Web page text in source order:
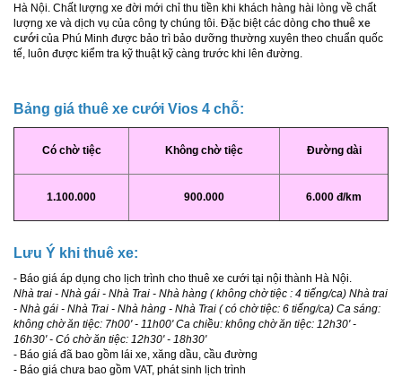
Hà Nội. Chất lượng xe đời mới chỉ thu tiền khi khách hàng hài lòng về chất
lượng xe và dịch vụ của công ty chúng tôi. Đặc biệt các dòng cho thuê xe
cưới của Phú Minh được bảo trì bảo dưỡng thường xuyên theo chuẩn quốc
tế, luôn được kiểm tra kỹ thuật kỹ càng trước khi lên đường.
Bảng giá thuê xe cưới Vios 4 chỗ:
Có chờ tiệc Không chờ tiệc Đường dài
1.100.000 900.000 6.000 đ/km
Lưu Ý khi thuê xe:
- Báo giá áp dụng cho lịch trình cho thuê xe cưới tại nội thành Hà Nội.
Nhà trai - Nhà gái - Nhà Trai - Nhà hàng ( không chờ tiệc : 4 tiếng/ca) Nhà trai
- Nhà gái - Nhà Trai - Nhà hàng - Nhà Trai ( có chờ tiệc: 6 tiếng/ca) Ca sáng:
không chờ ăn tiệc: 7h00' - 11h00' Ca chiều: không chờ ăn tiệc: 12h30' -
16h30' - Có chờ ăn tiệc: 12h30' - 18h30'
- Báo giá đã bao gồm lái xe, xăng dầu, cầu đường
- Báo giá chưa bao gồm VAT, phát sinh lịch trình